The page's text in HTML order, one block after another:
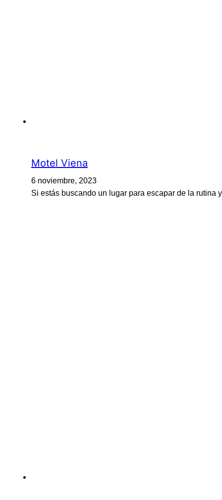
Motel Viena
6 noviembre, 2023
Si estás buscando un lugar para escapar de la